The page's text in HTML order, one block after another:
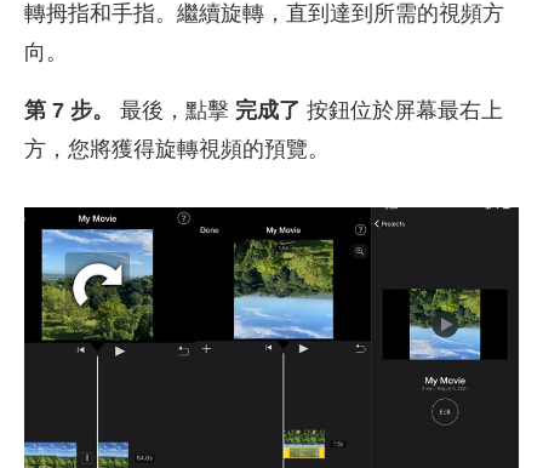
轉拇指和手指。繼續旋轉，直到達到所需的視頻方
向。
第 7 步。 最後，點擊 完成了 按鈕位於屏幕最右上
方，您將獲得旋轉視頻的預覽。